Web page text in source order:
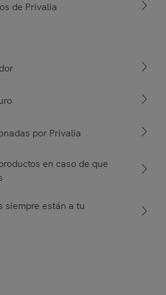
de Privalia
por Privalia
en caso de que
siempre están a tu